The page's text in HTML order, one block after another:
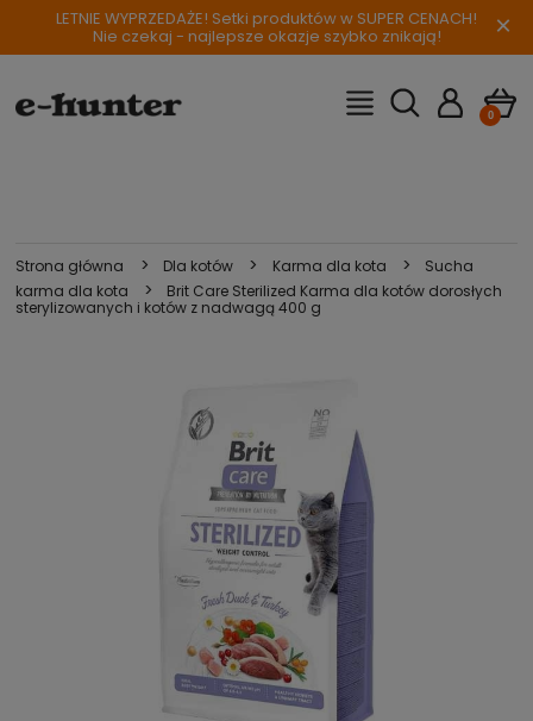
LETNIE WYPRZEDAŻE! Setki produktów w SUPER CENACH!
Nie czekaj - najlepsze okazje szybko znikają! ×
Strona główna > Dla kotów > Karma dla kota >
Sucha
karma dla kota
>
Brit Care Sterilized Karma dla kotów dorosłych
sterylizowanych i kotów z nadwagą 400 g